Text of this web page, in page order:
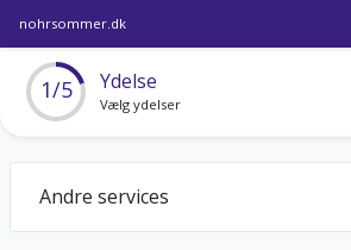
nohrsommer.dk
1/5 Ydelse
Vælg ydelser
Andre services